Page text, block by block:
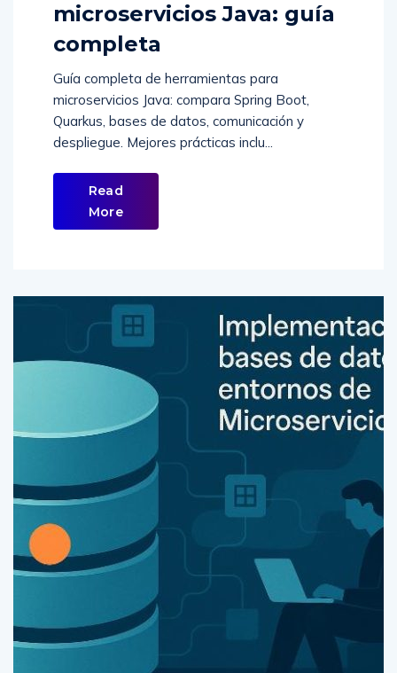
microservicios Java: guía
completa
Guía completa de herramientas para
microservicios Java: compara Spring Boot,
Quarkus, bases de datos, comunicación y
despliegue. Mejores prácticas inclu...
Read
More